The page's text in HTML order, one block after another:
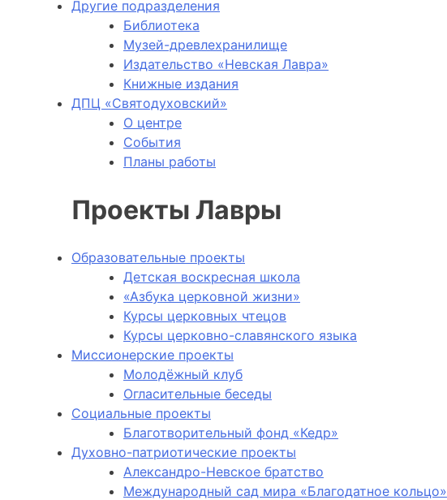
Другие подразделения
Библиотека
Музей-древлехранилище
Издательство «Невская Лавра»
Книжные издания
ДПЦ «Святодуховский»
О центре
События
Планы работы
Проекты Лавры
Образовательные проекты
Детская воскресная школа
«Азбука церковной жизни»
Курсы церковных чтецов
Курсы церковно-славянского языка
Миссионерские проекты
Молодёжный клуб
Огласительные беседы
Социальные проекты
Благотворительный фонд «Кедр»
Духовно-патриотические проекты
Александро-Невское братство
Международный сад мира «Благодатное кольцо»